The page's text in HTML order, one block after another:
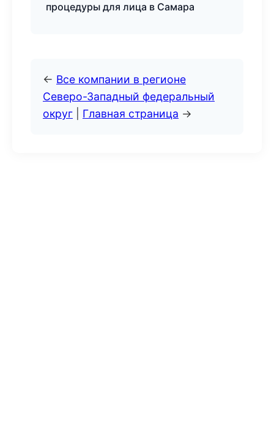
процедуры для лица в Самара
← Все компании в регионе
Северо-Западный федеральный
округ
Главная страница →